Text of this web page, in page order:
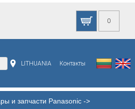
0
LITHUANIA Контакты
и запчасти Panasonic ->